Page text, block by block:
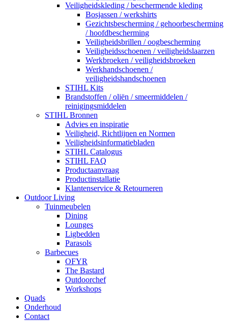
Veiligheidskleding / beschermende kleding
Bosjassen / werkshirts
Gezichtsbescherming / gehoorbescherming
/ hoofdbescherming
Veiligheidsbrillen / oogbescherming
Veiligheidsschoenen / veiligheidslaarzen
Werkbroeken / veiligheidsbroeken
Werkhandschoenen /
veiligheidshandschoenen
STIHL Kits
Brandstoffen / oliën / smeermiddelen /
reinigingsmiddelen
STIHL Bronnen
Advies en inspiratie
Veiligheid, Richtlijnen en Normen
Veiligheidsinformatiebladen
STIHL Catalogus
STIHL FAQ
Productaanvraag
Productinstallatie
Klantenservice & Retourneren
Outdoor Living
Tuinmeubelen
Dining
Lounges
Ligbedden
Parasols
Barbecues
OFYR
The Bastard
Outdoorchef
Workshops
Quads
Onderhoud
Contact